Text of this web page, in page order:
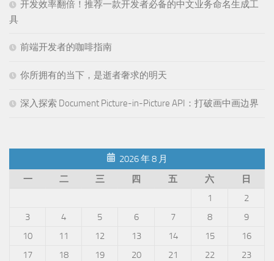
开发效率翻倍！推荐一款开发者必备的中文业务命名生成工
具
前端开发者的咖啡指南
你所拥有的当下，是逝者奢求的明天
深入探索 Document Picture-in-Picture API：打破画中画边界
2026 年 8 月
一
二 三 四 五 六
日
1
2
3
4 5 6 7 8
9
10
11 12 13 14 15
16
17
18 19 20 21 22
23